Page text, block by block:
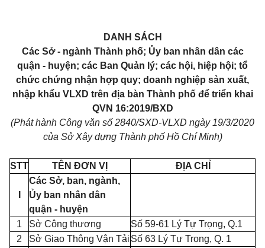
DANH SÁCH
Các Sở - ngành Thành phố; Ủy ban nhân dân các
quận - huyện; các Ban Quản lý; các hội, hiệp hội; tổ
chức chứng nhận hợp quy; doanh nghiệp sản xuất,
nhập khẩu VLXD trên địa bàn Thành phố để triển khai
QVN 16:2019/BXD
(Phát hành Công văn số 2840/SXD-VLXD ngày 19/3/2020
của Sở Xây dựng Thành phố Hồ Chí Minh)
STT TÊN ĐƠN VỊ ĐỊA CHỈ
Các Sở, ban, ngành,
Ủy ban nhân dân
quận - huyện
1
Sở Công thương Số 59-61 Lý Tự Trọng, Q.1
2
Sở Giao Thông Vận Tải Số 63 Lý Tự Trọng, Q. 1